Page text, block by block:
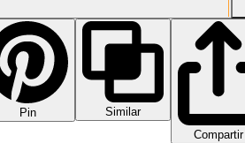
Pin
Similar
Compartir